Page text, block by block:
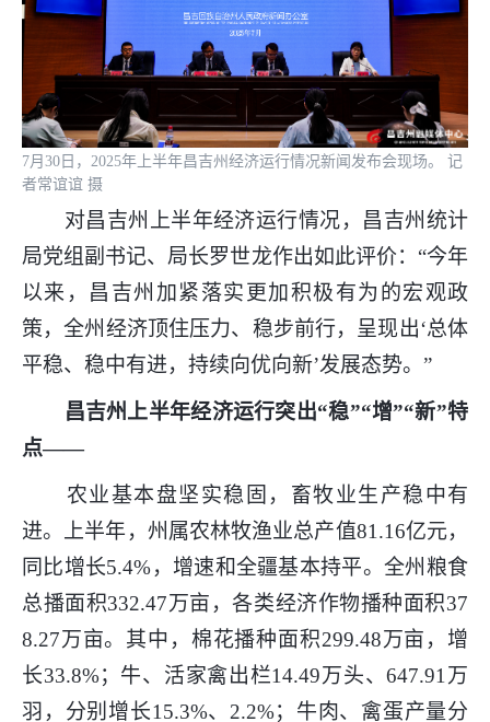
7月30日，2025年上半年昌吉州经济运行情况新闻发布会现场。 记
者常谊谊 摄
对昌吉州上半年经济运行情况，昌吉州统计
局党组副书记、局长罗世龙作出如此评价：“今年
以来，昌吉州加紧落实更加积极有为的宏观政
策，全州经济顶住压力、稳步前行，呈现出‘总体
平稳、稳中有进，持续向优向新’发展态势。”
昌吉州上半年经济运行突出“稳”“增”“新”特
点——
农业基本盘坚实稳固，畜牧业生产稳中有
进。上半年，州属农林牧渔业总产值81.16亿元，
同比增长5.4%，增速和全疆基本持平。全州粮食
总播面积332.47万亩，各类经济作物播种面积37
8.27万亩。其中，棉花播种面积299.48万亩，增
长33.8%；牛、活家禽出栏14.49万头、647.91万
羽，分别增长15.3%、2.2%；牛肉、禽蛋产量分